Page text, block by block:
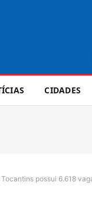
CIDADES
Tocantins possui 6.618